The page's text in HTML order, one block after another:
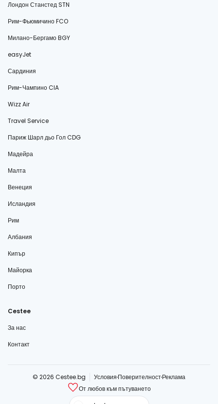
Лондон Станстед STN
Рим-Фьюмичино FCO
Милано-Бергамо BGY
easyJet
Сардиния
Рим-Чампино CIA
Wizz Air
Travel Service
Париж Шарл дьо Гол CDG
Мадейра
Малта
Венеция
Исландия
Рим
Албания
Кипър
Майорка
Порто
Cestee
За нас
Контакт
© 2026 Cestee.bg Условия ПоверителностРеклама
От любов към пътуването
cestee.com